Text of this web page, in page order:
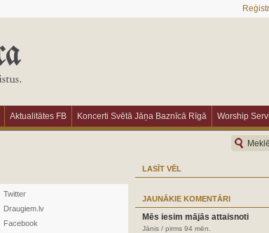
Aktualitātes FB Koncerti Svētā Jāņa Baznīcā Rīgā Worship
Twitter
Draugiem.lv
Facebook
LASĪT VĒL
JAUNĀKIE KOMENTĀRI
Mēs iesim mājās attaisnoti
Jānis / pirms 94 mēn.